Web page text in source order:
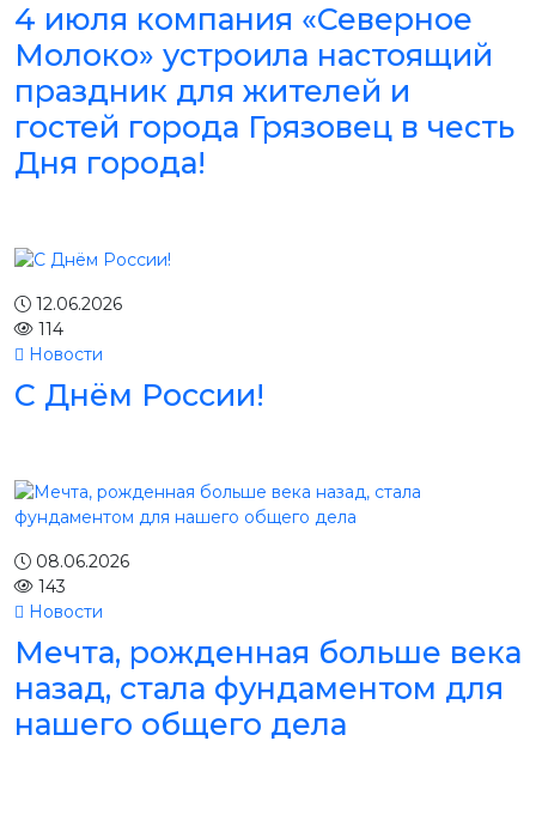
4 июля компания «Северное
Молоко» устроила настоящий
праздник для жителей и
гостей города Грязовец в честь
Дня города!
12.06.2026
114
Новости
С Днём России!
08.06.2026
143
Новости
Мечта, рожденная больше века
назад, стала фундаментом для
нашего общего дела